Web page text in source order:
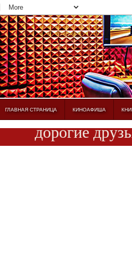
ГЛАВНАЯ СТРАНИЦА КИНОАФИША
дорогие друзья!